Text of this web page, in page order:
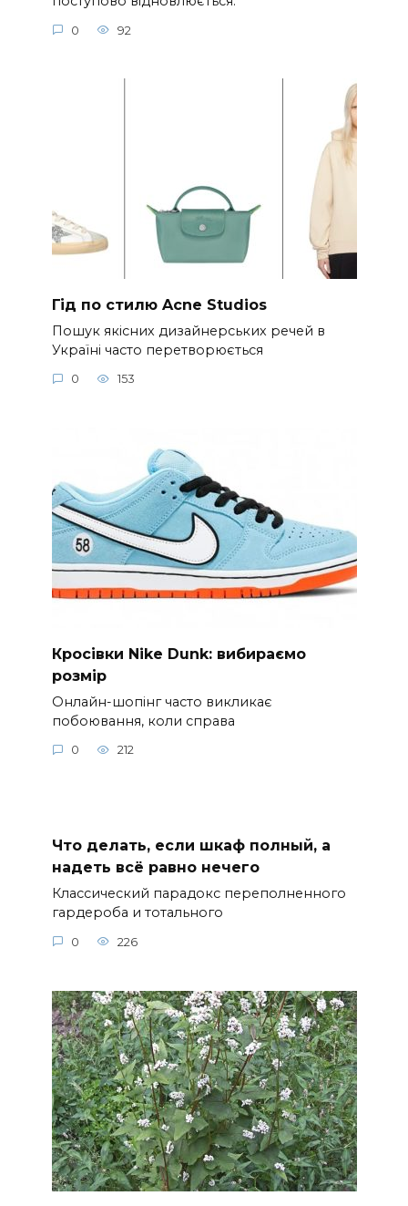
0 92
Гід по стилю Acne Studios
Пошук якісних дизайнерських речей в
Україні часто перетворюється
0 153
Кросівки Nike Dunk: вибираємо
розмір
Онлайн-шопінг часто викликає
побоювання, коли справа
0 212
Что делать, если шкаф полный, а
надеть всё равно нечего
Классический парадокс переполненного
гардероба и тотального
0 226